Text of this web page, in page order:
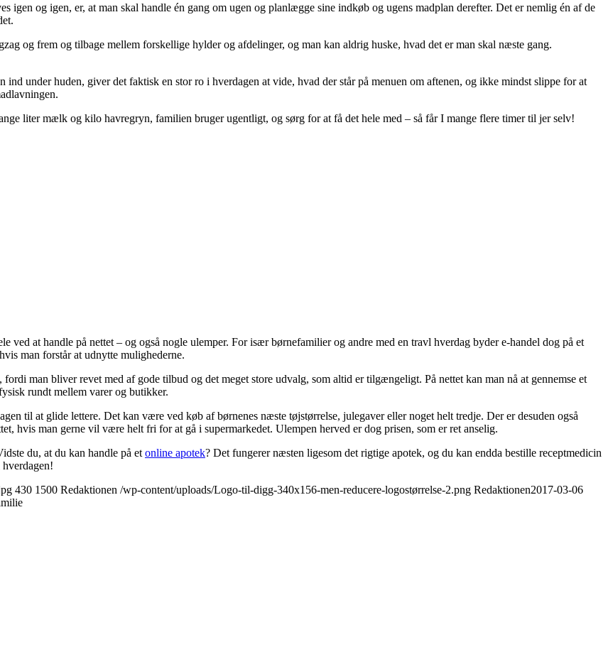
igen og igen, er, at man skal handle én gang om ugen og planlægge sine indkøb og ugens madplan derefter. Det er nemlig én af de
og frem og tilbage mellem forskellige hylder og afdelinger, og man kan aldrig huske, hvad det er man skal næste gang.
under huden, giver det faktisk en stor ro i hverdagen at vide, hvad der står på menuen om aftenen, og ikke mindst slippe for at
liter mælk og kilo havregryn, familien bruger ugentligt, og sørg for at få det hele med – så får I mange flere timer til jer selv!
ved at handle på nettet – og også nogle ulemper. For især børnefamilier og andre med en travl hverdag byder e-handel dog på et
man forstår at udnytte mulighederne.
man bliver revet med af gode tilbud og det meget store udvalg, som altid er tilgængeligt. På nettet kan man nå at gennemse et
rundt mellem varer og butikker.
til at glide lettere. Det kan være ved køb af børnenes næste tøjstørrelse, julegaver eller noget helt tredje. Der er desuden også
hvis man gerne vil være helt fri for at gå i supermarkedet. Ulempen herved er dog prisen, som er ret anselig.
du, at du kan handle på etonline apotek? Det fungerer næsten ligesom det rigtige apotek, og du kan endda bestille receptmedicin
430 1500 Redaktionen /wp-content/uploads/Logo-til-digg-340x156-men-reducere-logostørrelse-2.png Redaktionen2017-03-06